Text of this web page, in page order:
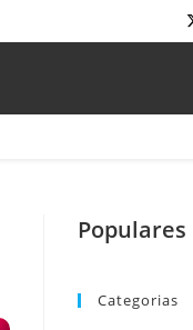
Populares
Categorias